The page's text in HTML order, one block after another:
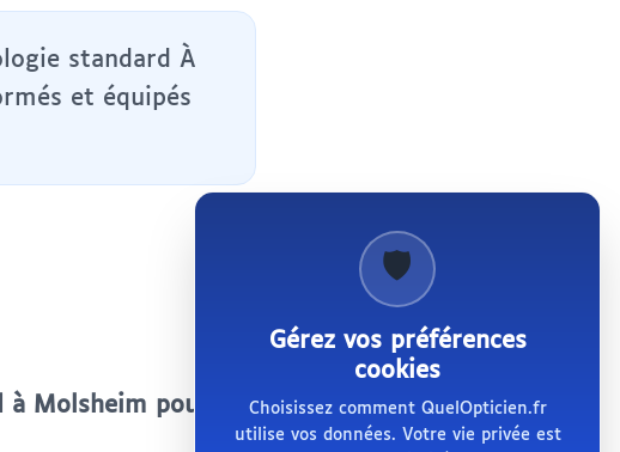
standard À
et équipés
Molsheim pour le
🛡️
Gérez vos préférences
cookies
Choisissez comment QuelOpticien.fr
utilise vos données. Votre vie privée est